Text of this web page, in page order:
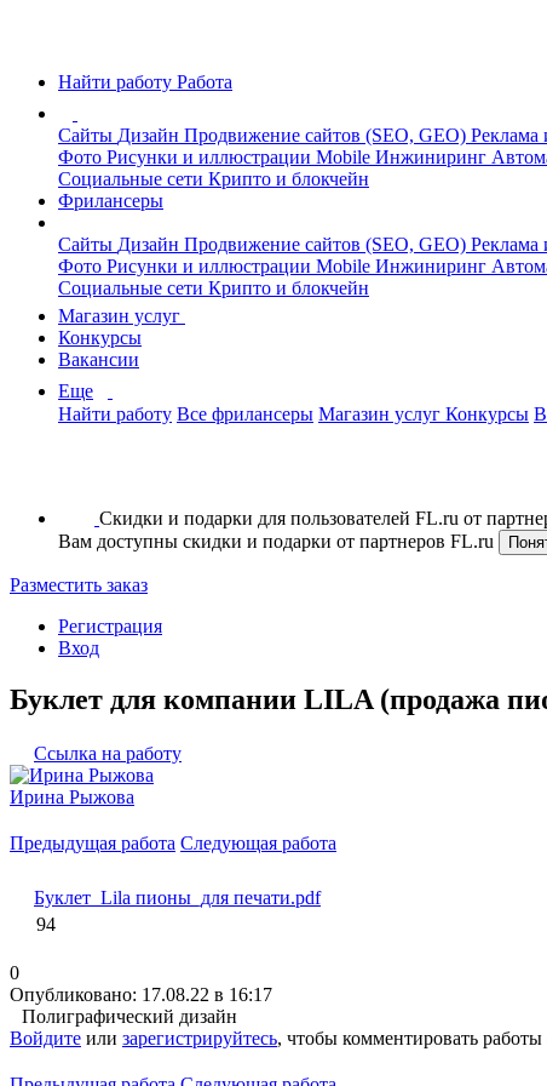
Найти работу Работа
Сайты Дизайн Продвижение сайтов (SEO, GEO) Реклама
Фото Рисунки и иллюстрации Mobile Инжиниринг
Социальные сети Крипто и блокчейн
Фрилансеры
Сайты Дизайн Продвижение сайтов (SEO, GEO) Реклама
Фото Рисунки и иллюстрации Mobile Инжиниринг
Социальные сети Крипто и блокчейн
Магазин услуг
Конкурсы
Вакансии
Еще
Найти работу Все фрилансеры Магазин услуг Конкурсы
Скидки и подарки для пользователей FL.ru от
Вам доступны скидки и подарки от партнеров FL.ru
Разместить заказ
Регистрация
Вход
Буклет для компании LILA (продажа
Ссылка на работу
Ирина Рыжова
Предыдущая работа Следующая работа
Буклет_Lila пионы_для печати.pdf
94
0
Опубликовано: 17.08.22 в 16:17
Полиграфический дизайн
Войдите или зарегистрируйтесь, чтобы комментировать